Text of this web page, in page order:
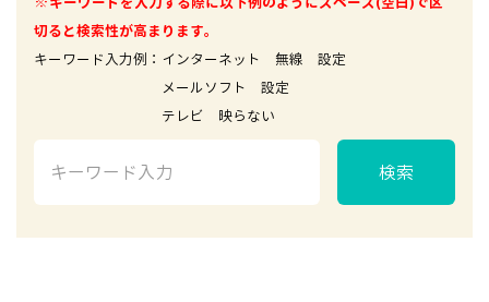
切ると検索性が高まります。
キーワード入力例：インターネット 無線 設定
メールソフト 設定
テレビ 映らない
検索